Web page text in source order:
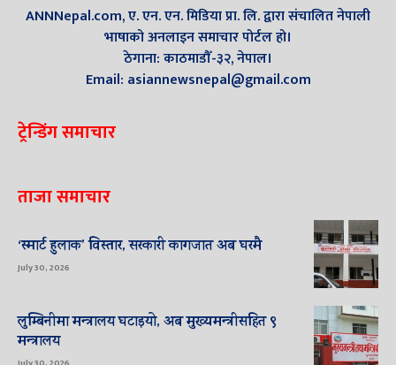
ANNNepal.com, ए. एन. एन. मिडिया प्रा. लि. द्वारा संचालित नेपाली
भाषाको अनलाइन समाचार पोर्टल हो।
ठेगाना: काठमाडौँ-३२, नेपाल।
Email: asiannewsnepal@gmail.com
ट्रेन्डिंग समाचार
ताजा समाचार
‘स्मार्ट हुलाक’ विस्तार, सरकारी कागजात अब घरमै
July 30, 2026
लुम्बिनीमा मन्त्रालय घटाइयो, अब मुख्यमन्त्रीसहित ९
मन्त्रालय